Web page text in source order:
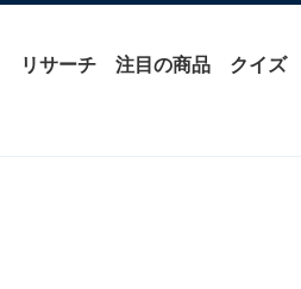
リサーチ 注目の商品 クイズ